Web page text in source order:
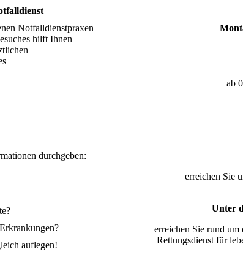
Notfalldienstpraxen
hilft Ihnen
ab
durchgeben:
auflegen!
erreichen Sie
Unter
erreichen Sie rund
Rettungsdienst für